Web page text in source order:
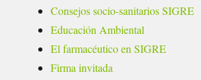
Consejos socio-sanitarios SIGRE
Educación Ambiental
El farmacéutico en SIGRE
Firma invitada